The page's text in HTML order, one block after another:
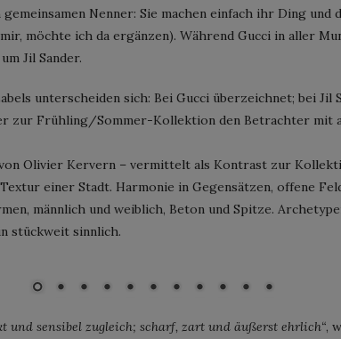
Nenner: Sie machen einfach ihr Ding und
möchte ich da ergänzen). Während Gucci in aller
Jil Sander.
unterscheiden sich: Bei Gucci überzeichnet; bei Jil
zur Frühling/Sommer-Kollektion den Betrachter mit
Olivier Kervern – vermittelt als Kontrast zur
einer Stadt. Harmonie in Gegensätzen, offene
männlich und weiblich, Beton und Spitze.
stückweit sinnlich.
und sensibel zugleich; scharf, zart und äußerst ehrlich“,